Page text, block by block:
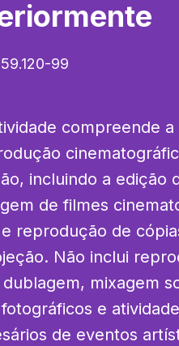
59.120-99
compreende
incluindo a edição
de filmes
reprodução de
Não inclui
mixagem
e
de eventos